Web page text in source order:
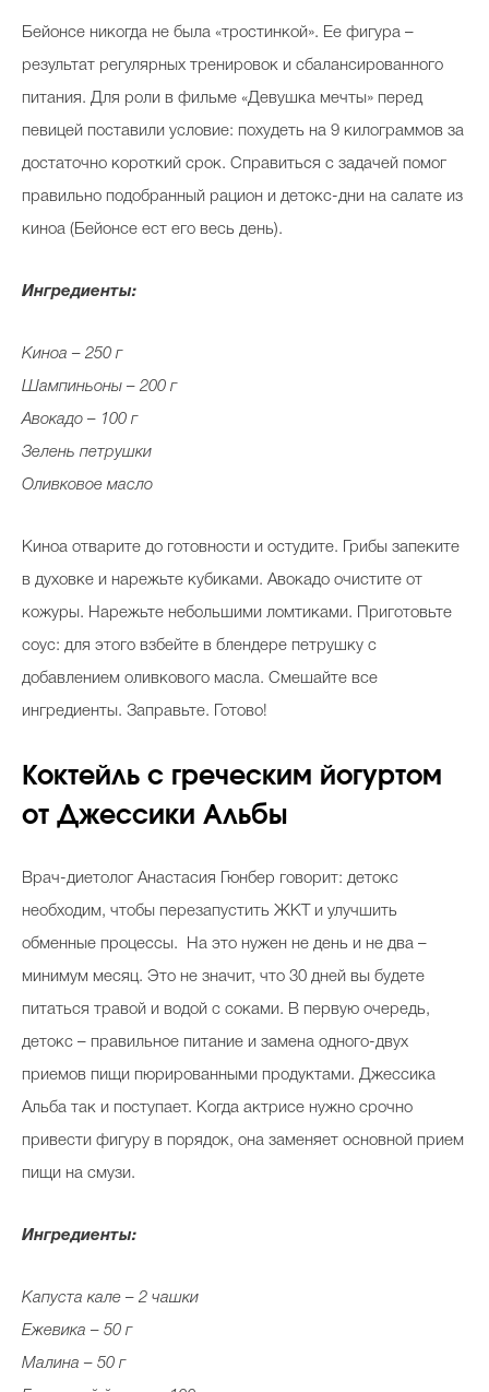
Бейонсе никогда не была «тростинкой». Ее фигура –
результат регулярных тренировок и сбалансированного
питания. Для роли в фильме «Девушка мечты» перед
певицей поставили условие: похудеть на 9 килограммов за
достаточно короткий срок. Справиться с задачей помог
правильно подобранный рацион и детокс-дни на салате из
киноа (Бейонсе ест его весь день).
Ингредиенты:
Киноа – 250 г
Шампиньоны – 200 г
Авокадо – 100 г
Зелень петрушки
Оливковое масло
Киноа отварите до готовности и остудите. Грибы запеките
в духовке и нарежьте кубиками. Авокадо очистите от
кожуры. Нарежьте небольшими ломтиками. Приготовьте
соус: для этого взбейте в блендере петрушку с
добавлением оливкового масла. Смешайте все
ингредиенты. Заправьте. Готово!
Коктейль с греческим йогуртом
от Джессики Альбы
Врач-диетолог Анастасия Гюнбер говорит: детокс
необходим, чтобы перезапустить ЖКТ и улучшить
обменные процессы. На это нужен не день и не два –
минимум месяц. Это не значит, что 30 дней вы будете
питаться травой и водой с соками. В первую очередь,
детокс – правильное питание и замена одного-двух
приемов пищи пюрированными продуктами. Джессика
Альба так и поступает. Когда актрисе нужно срочно
привести фигуру в порядок, она заменяет основной прием
пищи на смузи.
Ингредиенты:
Капуста кале – 2 чашки
Ежевика – 50 г
Малина – 50 г